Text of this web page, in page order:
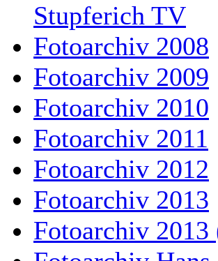
Stupferich TV
Fotoarchiv 2008
Fotoarchiv 2009
Fotoarchiv 2010
Fotoarchiv 2011
Fotoarchiv 2012
Fotoarchiv 2013
Fotoarchiv 2013